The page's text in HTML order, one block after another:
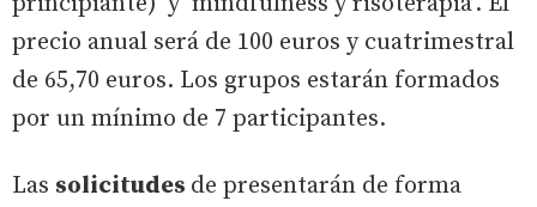
precio anual será de 100 euros y cuatrimestral
de 65,70 euros. Los grupos estarán formados
por un mínimo de 7 participantes.
Las solicitudes de presentarán de forma